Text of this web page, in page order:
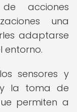
acciones
una
adaptarse
entorno.
sensores y
la toma de
permiten a